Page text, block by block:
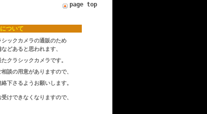
page top
ついて
ックカメラの通販のため
どあると思われます、
クラシックカメラです。
談の用意がありますので、
下さるようお願いします。
けできなくなりますので、